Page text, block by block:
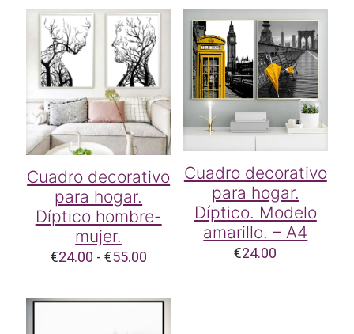
Cuadro decorativo
para hogar.
Díptico hombre-
mujer.
€24.00 - €55.00Rango
desde
Cuadro decorativo
para hogar.
Díptico. Modelo
amarillo. – A4
€24.00